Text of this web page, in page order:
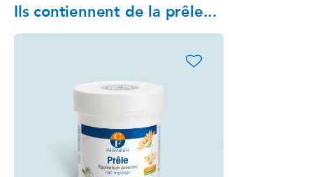
Ils contiennent de la prêle...
favorite_border